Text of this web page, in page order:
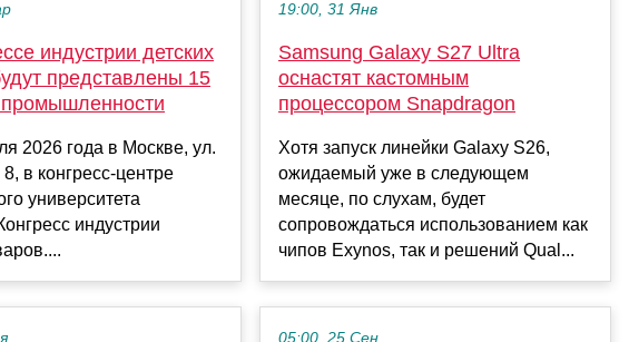
индустрии детских
представлены 15
2026 года в Москве, ул.
в конгресс-центре
университета
индустрии
19:00, 31 Янв
Samsung Galaxy S27 Ultra
оснастят кастомным
процессором Snapdragon
Хотя запуск линейки Galaxy S26,
ожидаемый уже в следующем
месяце, по слухам, будет
сопровождаться использованием как
чипов Exynos, так и решений Qual...
05:00, 25 Сен